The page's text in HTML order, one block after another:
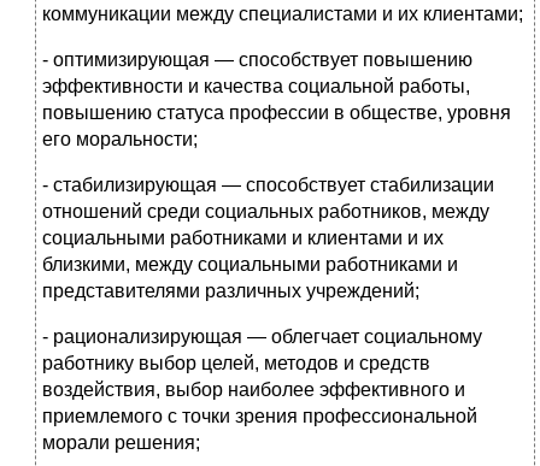
коммуникации меж­ду специалистами и их клиентами;
- оптимизирующая — способствует повышению
эффективно­сти и качества социальной работы,
повышению статуса про­фессии в обществе, уровня
его моральности;
- стабилизирующая — способствует стабилизации
отношений среди социальных работников, между
социальными работни­ками и клиентами и их
близкими, между социальными ра­ботниками и
представителями различных учреждений;
- рационализирующая — облегчает социальному
работнику выбор целей, методов и средств
воздействия, выбор наиболее эффективного и
приемлемого с точки зрения профессиональ­ной
морали решения;